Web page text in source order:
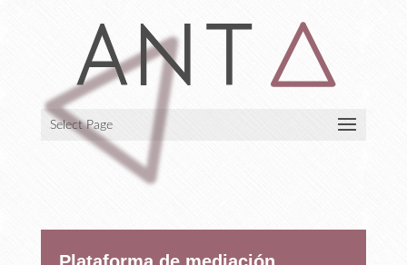
Select Page